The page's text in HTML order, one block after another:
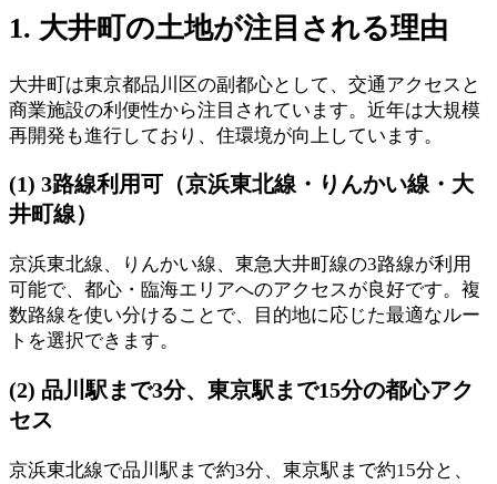
1. 大井町の土地が注目される理由
大井町は東京都品川区の副都心として、交通アクセスと
商業施設の利便性から注目されています。近年は大規模
再開発も進行しており、住環境が向上しています。
(1) 3路線利用可（京浜東北線・りんかい線・大
井町線）
京浜東北線、りんかい線、東急大井町線の3路線が利用
可能で、都心・臨海エリアへのアクセスが良好です。複
数路線を使い分けることで、目的地に応じた最適なルー
トを選択できます。
(2) 品川駅まで3分、東京駅まで15分の都心アク
セス
京浜東北線で品川駅まで約3分、東京駅まで約15分と、